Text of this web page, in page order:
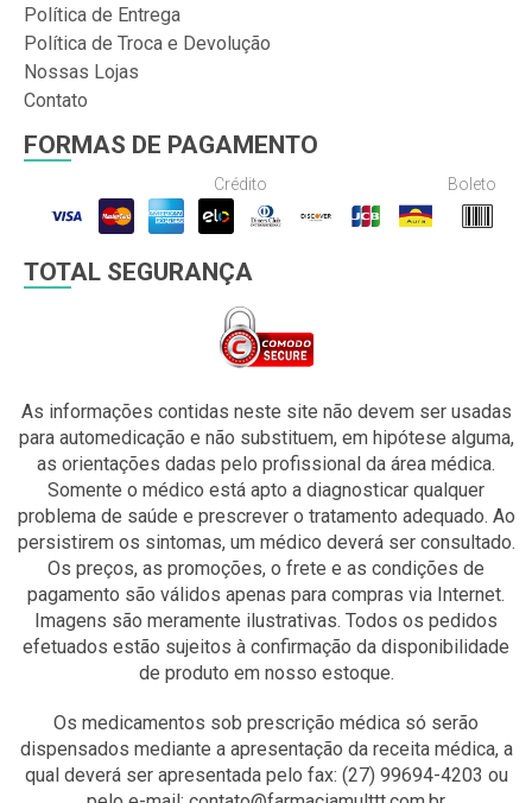
Política de Entrega
Política de Troca e Devolução
Nossas Lojas
Contato
FORMAS DE PAGAMENTO
Crédito Boleto
TOTAL SEGURANÇA
As informações contidas neste site não devem ser usadas
para automedicação e não substituem, em hipótese alguma,
as orientações dadas pelo profissional da área médica.
Somente o médico está apto a diagnosticar qualquer
problema de saúde e prescrever o tratamento adequado. Ao
persistirem os sintomas, um médico deverá ser consultado.
Os preços, as promoções, o frete e as condições de
pagamento são válidos apenas para compras via Internet.
Imagens são meramente ilustrativas. Todos os pedidos
efetuados estão sujeitos à confirmação da disponibilidade
de produto em nosso estoque.
Os medicamentos sob prescrição médica só serão
dispensados mediante a apresentação da receita médica, a
qual deverá ser apresentada pelo fax: (27) 99694-4203 ou